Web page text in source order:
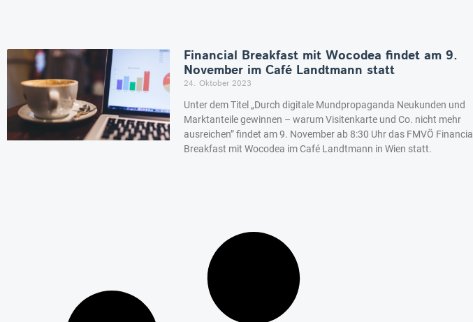
Financial Breakfast mit Wocodea findet am 9.
November im Café Landtmann statt
24. Oktober 2023
Unter dem Titel „Durch digitale Mundpropaganda Neukunden und
Marktanteile gewinnen – warum Visitenkarte und Co. nicht mehr
ausreichen” findet am 9. November ab 8:30 Uhr das FMVÖ Financial
Breakfast mit Wocodea im Café Landtmann in Wien statt.